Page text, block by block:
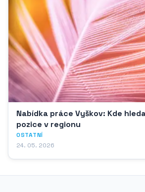
Nabídka práce Vyškov: Kde
pozice v regionu
OSTATNÍ
24. 05. 2026